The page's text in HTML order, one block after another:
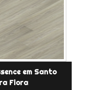
em Santo
Flora